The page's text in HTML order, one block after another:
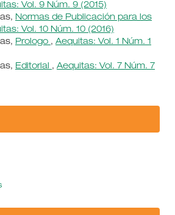
Vol. 9 Núm. 9 (2015)
Normas de Publicación para los
Vol. 10 Núm. 10 (2016)
Prologo , Aequitas: Vol. 1 Núm. 1
Editorial , Aequitas: Vol. 7 Núm. 7